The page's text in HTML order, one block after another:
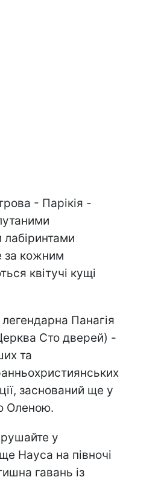
- Парікія -
за кожним
квітучі кущі
Панагія
Сто дверей) -
та
заснований ще у
Оленою.
у
Науса на півночі
гавань із